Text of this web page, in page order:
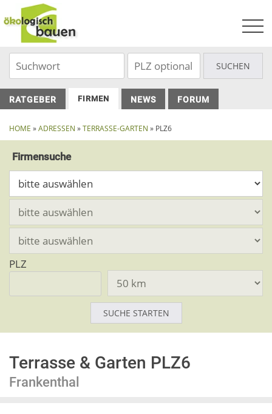
to
content
RATGEBER FIRMEN NEWS FORUM
HOME »ADRESSEN »TERRASSE-GARTEN » PLZ6
Firmensuche
PLZ
Terrasse & Garten PLZ6
Frankenthal